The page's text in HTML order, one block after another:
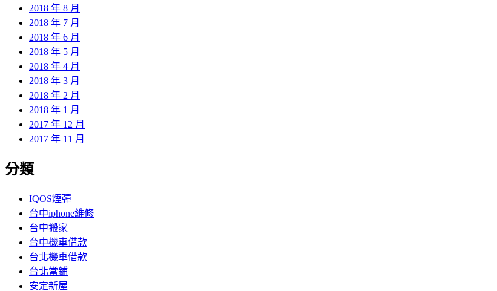
2018 年 8 月
2018 年 7 月
2018 年 6 月
2018 年 5 月
2018 年 4 月
2018 年 3 月
2018 年 2 月
2018 年 1 月
2017 年 12 月
2017 年 11 月
分類
IQOS煙彈
台中iphone維修
台中搬家
台中機車借款
台北機車借款
台北當鋪
安定新屋